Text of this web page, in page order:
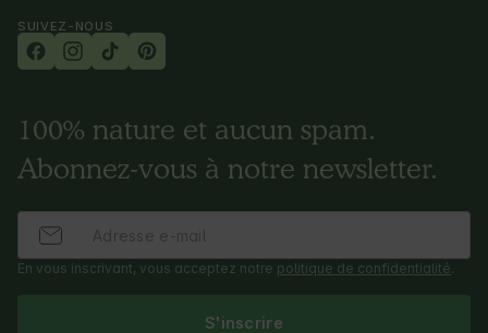
SUIVEZ-NOUS
100% nature et aucun spam.
Abonnez-vous à notre newsletter.
En vous inscrivant, vous acceptez notre politique de confidentialité.
S'inscrire